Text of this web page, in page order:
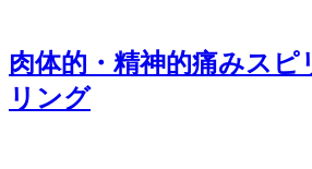
肉体的・精神的痛みスピ
リング